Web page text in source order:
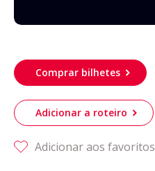
Comprar bilhetes
Adicionar a roteiro
Adicionar aos favoritos